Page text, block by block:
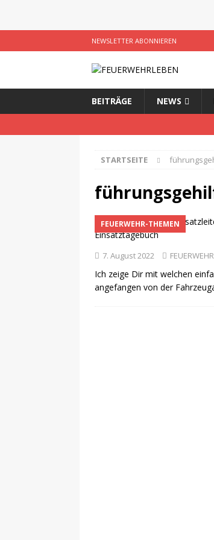
NEWSLETTER ABONNIEREN
BEITRÄGE NEWS
STARTSEITE
FEUERWEHR-THEMEN
7. August 2022
Ich zeige Dir mit welchen
angefangen von der